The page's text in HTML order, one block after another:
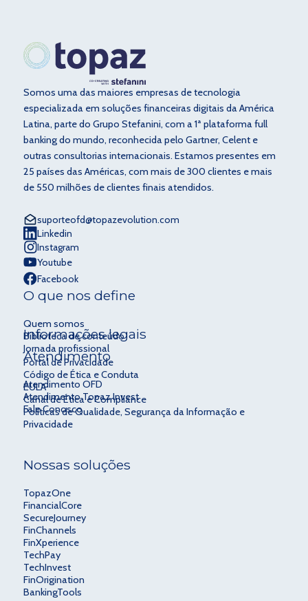
Somos uma das maiores empresas de tecnologia
especializada em soluções financeiras digitais da América
Latina, parte do Grupo Stefanini, com a 1ª plataforma full
banking do mundo, reconhecida pelo Gartner, Celent e
outras consultorias internacionais. Estamos presentes em
25 países das Américas, com mais de 300 clientes e mais
de 550 milhões de clientes finais atendidos.
suporteofd@topazevolution.com
Linkedin
Instagram
Youtube
Facebook
O que nos define
Quem somos
Biblioteca de conteúdo
Jornada profissional
Atendimento
Atendimento OFD
Atendimento Topaz Invest
Fale Conosco
Informações legais
Portal de Privacidade
Código de Ética e Conduta
EULA
Canal de Ética e Compliance
Políticas de Qualidade, Segurança da Informação e
Privacidade
Nossas soluções
TopazOne
FinancialCore
SecureJourney
FinChannels
FinXperience
TechPay
TechInvest
FinOrigination
BankingTools